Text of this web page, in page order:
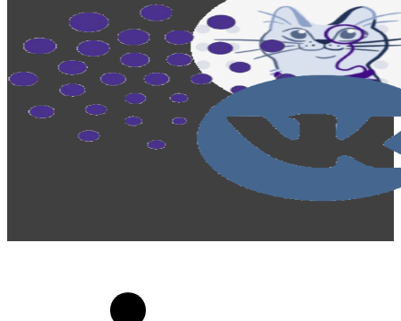
использовании материалов сайта galaktika64.ru
ссылка на источник обязательна.